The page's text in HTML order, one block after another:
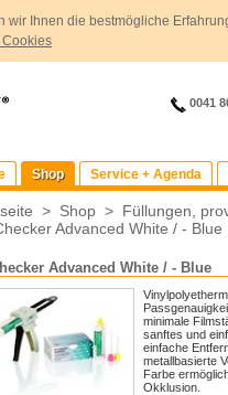
wir Ihnen die bestmögliche
Cookies
0041
Shop
Service + Agenda
> Shop > Füllungen,
Advanced White / - Blue
Advanced White / - Blue
minimale
sanftes und
einfache
metallbasierte
Farbe
Okklusion.